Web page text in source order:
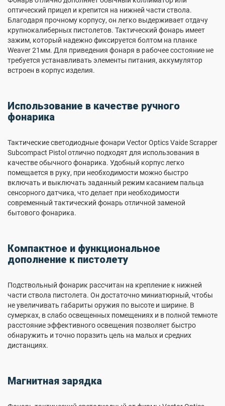
оптический прицел и крепится на нижней части ствола.
Благодаря прочному корпусу, он легко выдерживает отдачу
крупнокалиберных пистолетов. Тактический фонарь имеет
зажим, который надежно фиксируется болтом на планке
Weaver 21мм. Для приведения фонаря в рабочее состояние не
требуется устанавливать элементы питания, аккумулятор
встроен в корпус изделия.
Использование в качестве ручного
фонарика
Тактические светодиодные фонари Vector Optics Vaide Scrapper
Subcompact Pistol отлично подходят для использования в
качестве обычного фонарика. Удобный корпус легко
помещается в руку, при необходимости можно быстро
включать и выключать заданный режим касанием пальца
сенсорного датчика, что делает при необходимости
современный тактический фонарь отличной заменой
бытового фонарика.
Компактное и функциональное
дополнение к пистолету
Подствольный фонарик рассчитан на крепление к нижней
части ствола пистолета. Он достаточно миниатюрный, чтобы
не увеличивать габариты оружия по высоте и ширине. В
сумерках, в слабо освещенных помещениях и в полной темноте
расстояние эффективного освещения позволяет быстро
обнаружить и точно поразить цель на малых и средних
дистанциях.
Магнитная зарядка